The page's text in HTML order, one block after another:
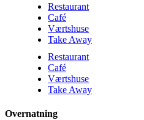
Restaurant
Café
Værtshuse
Take Away
Restaurant
Café
Værtshuse
Take Away
Overnatning